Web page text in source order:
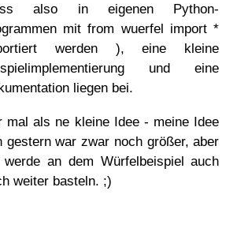
also in eigenen Python-
mit from wuerfel import *
werden ), eine kleine
und eine
liegen bei.
mal als ne kleine Idee - meine Idee
gestern war zwar noch größer, aber
werde an dem Würfelbeispiel auch
weiter basteln. ;)